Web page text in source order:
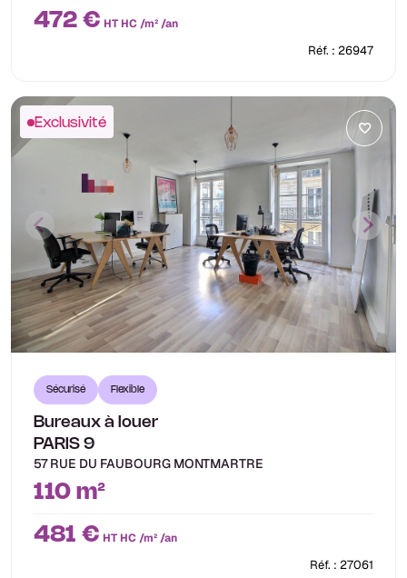
472 € HT HC /m² /an
Réf. : 26947
Exclusivité
Sécurisé Flexible
Bureaux à louer
PARIS 9
57 RUE DU FAUBOURG MONTMARTRE
110 m²
481 € HT HC /m² /an
Réf. : 27061